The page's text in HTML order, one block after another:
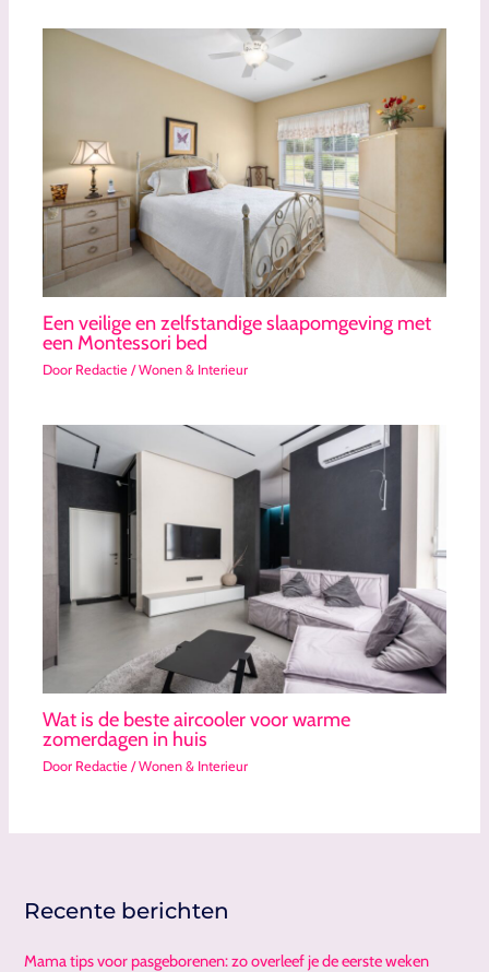
Een veilige en zelfstandige slaapomgeving met
een Montessori bed
Door Redactie/Wonen & Interieur
Wat is de beste aircooler voor warme
zomerdagen in huis
Door Redactie/Wonen & Interieur
Recente berichten
Mama tips voor pasgeborenen: zo overleef je de eerste weken